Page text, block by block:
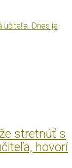
učiteľa. Dnes je
stretnúť s
hovorí